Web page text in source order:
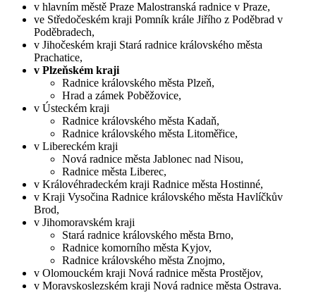
v hlavním městě Praze Malostranská radnice v Praze,
ve Středočeském kraji Pomník krále Jiřího z Poděbrad v
Poděbradech,
v Jihočeském kraji Stará radnice královského města
Prachatice,
v Plzeňském kraji
Radnice královského města Plzeň,
Hrad a zámek Poběžovice,
v Ústeckém kraji
Radnice královského města Kadaň,
Radnice královského města Litoměřice,
v Libereckém kraji
Nová radnice města Jablonec nad Nisou,
Radnice města Liberec,
v Královéhradeckém kraji Radnice města Hostinné,
v Kraji Vysočina Radnice královského města Havlíčkův
Brod,
v Jihomoravském kraji
Stará radnice královského města Brno,
Radnice komorního města Kyjov,
Radnice královského města Znojmo,
v Olomouckém kraji Nová radnice města Prostějov,
v Moravskoslezském kraji Nová radnice města Ostrava.